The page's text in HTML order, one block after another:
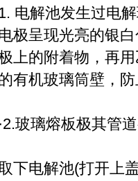
电解池发生过电
极呈现光亮的银
上的附着物，再
有机玻璃筒壁，
·2.玻璃熔板极其管
下电解池(打开上